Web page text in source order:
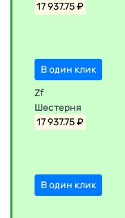
17 937.75 ₽
В один клик
Zf
Шестерня
17 937.75 ₽
В один клик